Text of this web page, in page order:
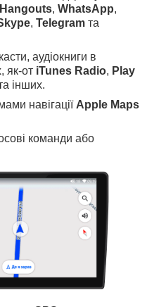
Hangouts, WhatsApp,
, Telegram та
аудіокниги в
як-от iTunes Radio, Play
інших.
навігації Apple Maps
команди або